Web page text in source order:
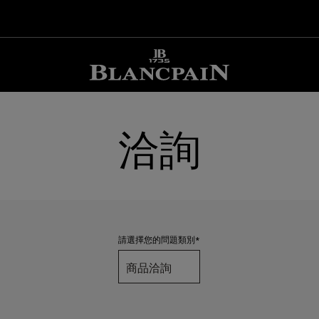
洽詢
請選擇您的問題類別